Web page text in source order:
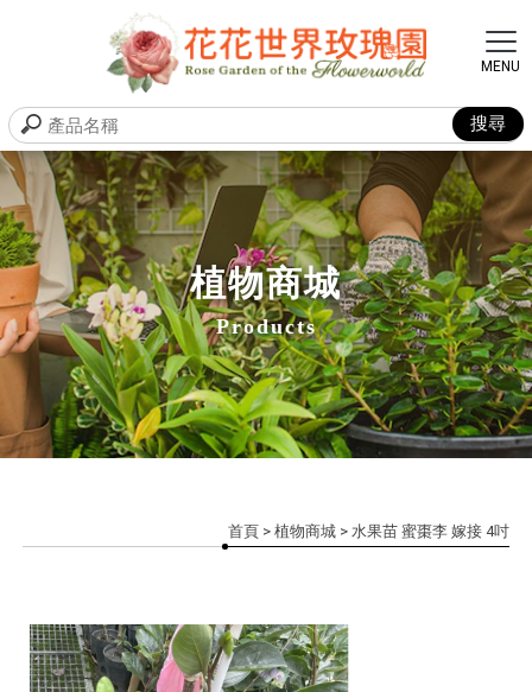
植物商城
Products
首頁 >植物商城 > 水果苗 蜜棗李 嫁接 4吋